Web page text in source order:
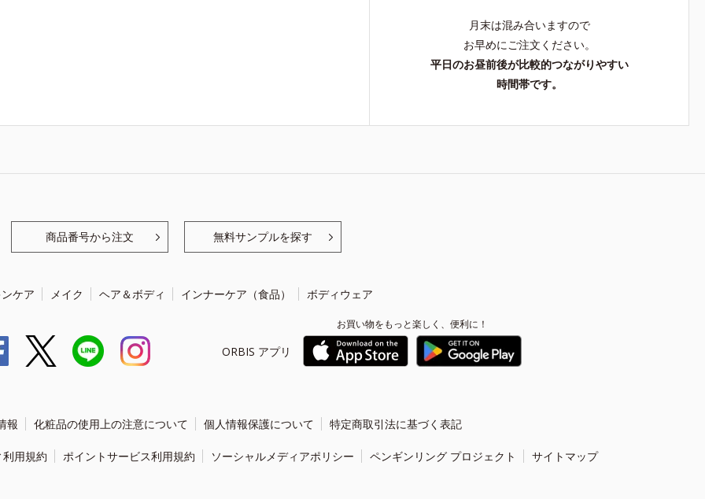
月末は混み合いますので
お早めにご注文ください。
平日のお昼前後が比較的つながりやすい
時間帯です。
商品番号から注文 無料サンプルを探す
ケア メイク ヘア＆ボディ インナーケア（食品） ボディウェア
ORBIS アプリ
お買い物をもっと楽しく、便利に！
報 化粧品の使用上の注意について 個人情報保護について 特定商取引法に基づく表記
用規約 ポイントサービス利用規約 ソーシャルメディアポリシー ペンギンリング プロジェクト サイトマップ